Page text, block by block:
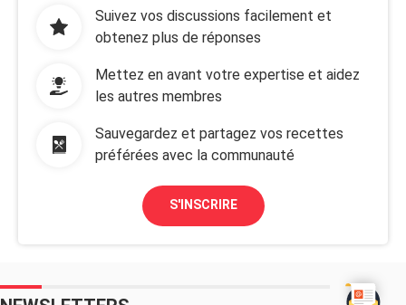
Suivez vos discussions facilement et
obtenez plus de réponses
Mettez en avant votre expertise et aidez
les autres membres
Sauvegardez et partagez vos recettes
préférées avec la communauté
S'INSCRIRE